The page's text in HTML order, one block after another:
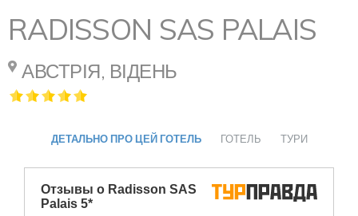
RADISSON SAS PALAIS
АВСТРІЯ, ВІДЕНЬ
ДЕТАЛЬНО ПРО ЦЕЙ ГОТЕЛЬ ГОТЕЛЬ ТУРИ